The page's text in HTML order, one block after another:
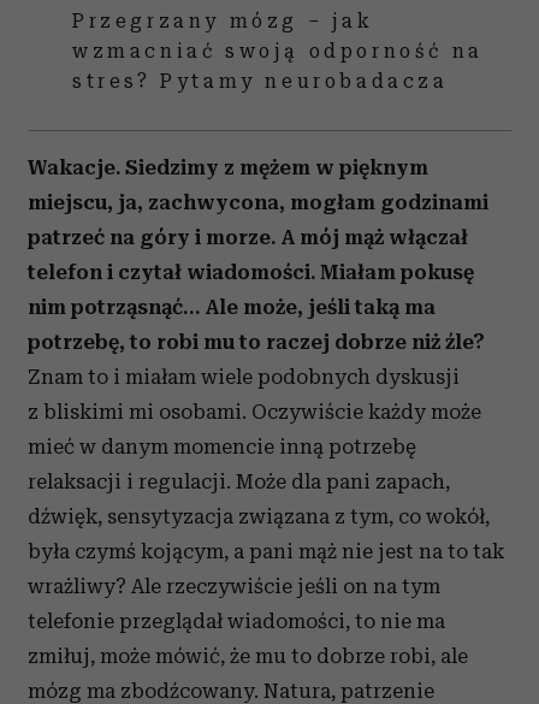
Przegrzany mózg – jak
wzmacniać swoją odporność na
stres? Pytamy neurobadacza
Wakacje. Siedzimy z mężem w pięknym
miejscu, ja, zachwycona, mogłam godzinami
patrzeć na góry i morze. A mój mąż włączał
telefon i czytał wiadomości. Miałam pokusę
nim potrząsnąć… Ale może, jeśli taką ma
potrzebę, to robi mu to raczej dobrze niż źle?
Znam to i miałam wiele podobnych dyskusji
z bliskimi mi osobami. Oczywiście każdy może
mieć w danym momencie inną potrzebę
relaksacji i regulacji. Może dla pani zapach,
dźwięk, sensytyzacja związana z tym, co wokół,
była czymś kojącym, a pani mąż nie jest na to tak
wrażliwy? Ale rzeczywiście jeśli on na tym
telefonie przeglądał wiadomości, to nie ma
zmiłuj, może mówić, że mu to dobrze robi, ale
mózg ma zbodźcowany. Natura, patrzenie